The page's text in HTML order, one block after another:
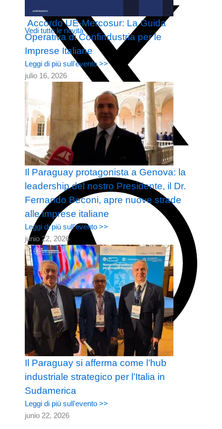
Vedi tutte le novità
Accordo UE-Mercosur: La Guida
Operativa di Confindustria per le
Imprese Italiane
Leggi di più sull'evento >>
julio 16, 2026
Il Paraguay protagonista a Genova: la
leadership del nostro Presidente, il Dr.
Fernando Beconi, apre nuove strade
alle imprese italiane
Leggi di più sull'evento >>
junio 22, 2026
Il Paraguay si afferma come l’hub
industriale strategico per l’Italia in
Sudamerica
Leggi di più sull'evento >>
junio 22, 2026